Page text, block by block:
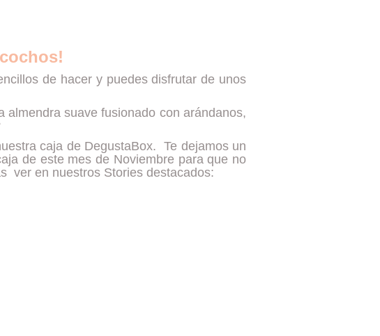
de hacer y puedes disfrutar de unos
suave fusionado con arándanos,
caja de DegustaBox. Te dejamos un
de este mes de Noviembre para que no
ver en nuestros Stories destacados: